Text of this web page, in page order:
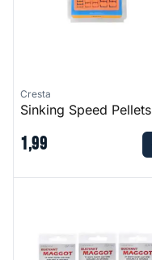
Cresta
Sinking Speed Pellets
1,99